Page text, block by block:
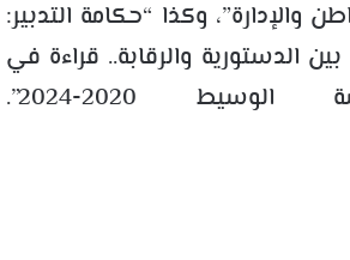
والإدارة”، وكذا “حكامة التدبير:
الدستورية والرقابة.. قراءة في
2020-2024”.